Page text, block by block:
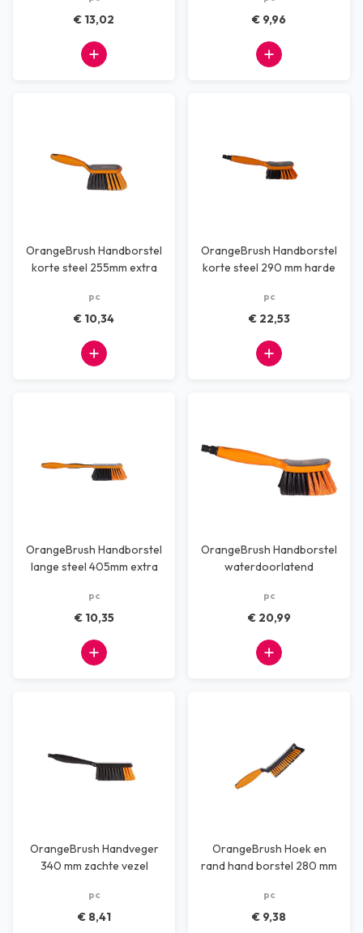
€ 13,02 € 9,96
OrangeBrush Handborstel
korte steel 255mm extra
pc
€ 10,34
OrangeBrush Handborstel
korte steel 290 mm harde
pc
€ 22,53
OrangeBrush Handborstel
lange steel 405mm extra
pc
€ 10,35
OrangeBrush Handborstel
waterdoorlatend
pc
€ 20,99
OrangeBrush Handveger
340 mm zachte vezel
pc
€ 8,41
OrangeBrush Hoek en
rand hand borstel 280 mm
pc
€ 9,38